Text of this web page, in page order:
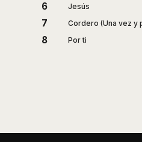
6 Jesús
7 Cordero (Una vez y
8 Por ti